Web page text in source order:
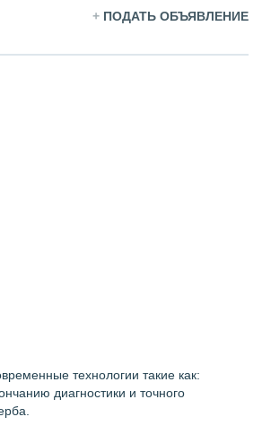
+ ПОДАТЬ ОБЪЯВЛЕНИЕ
технологии такие как:
диагностики и точного